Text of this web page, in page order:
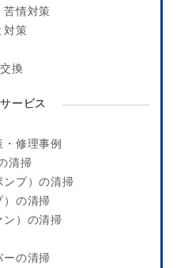
苦情対策
対策
換
ービス
修理事例
清掃
ンプ）の清掃
）の清掃
ン）の清掃
ーの清掃